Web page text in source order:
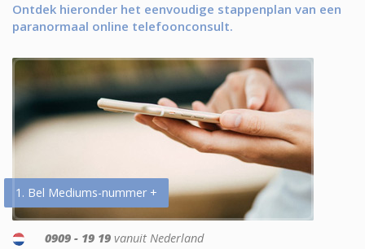
Ontdek hieronder het eenvoudige stappenplan van een
paranormaal online telefoonconsult.
1. Bel Mediums-nummer +
0909 - 19 19 vanuit Nederland